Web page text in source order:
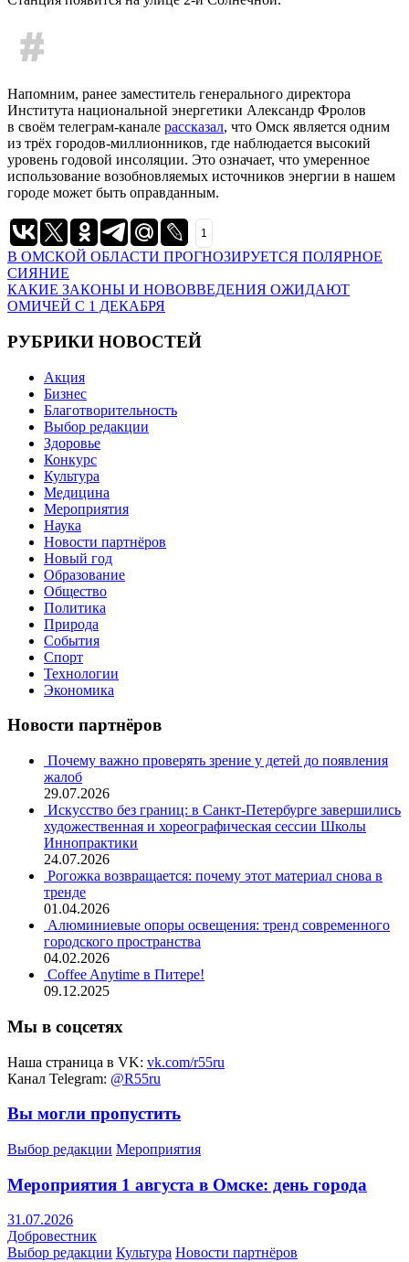
Напомним, ранее заместитель генерального директора
Института национальной энергетики Александр Фролов
в своём телеграм-канале рассказал, что Омск является одним
из трёх городов-миллионников, где наблюдается высокий
уровень годовой инсоляции. Это означает, что умеренное
использование возобновляемых источников энергии в нашем
городе может быть оправданным.
1
Навигация
по
записям
В ОМСКОЙ ОБЛАСТИ ПРОГНОЗИРУЕТСЯ ПОЛЯРНОЕ
СИЯНИЕ
КАКИЕ ЗАКОНЫ И НОВОВВЕДЕНИЯ ОЖИДАЮТ
ОМИЧЕЙ С 1 ДЕКАБРЯ
РУБРИКИ НОВОСТЕЙ
Акция
Бизнес
Благотворительность
Выбор редакции
Здоровье
Конкурс
Культура
Медицина
Мероприятия
Наука
Новости партнёров
Новый год
Образование
Общество
Политика
Природа
События
Спорт
Технологии
Экономика
Новости партнёров
Почему важно проверять зрение у детей до появления
жалоб
29.07.2026
Искусство без границ: в Санкт-Петербурге завершились
художественная и хореографическая сессии Школы
Иннопрактики
24.07.2026
Рогожка возвращается: почему этот материал снова в
тренде
01.04.2026
Алюминиевые опоры освещения: тренд современного
городского пространства
04.02.2026
Coffee Anytime в Питере!
09.12.2025
Мы в соцсетях
Наша страница в VK: vk.com/r55ru
Канал Telegram: @R55ru
Вы могли пропустить
Выбор редакции Мероприятия
Мероприятия 1 августа в Омске: день города
31.07.2026
Добровестник
Выбор редакции Культура Новости партнёров